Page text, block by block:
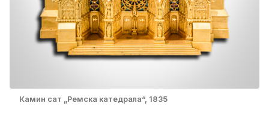
Камин сат „Ремска катедрала“, 1835